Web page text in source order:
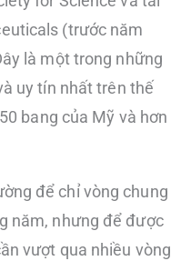
(trước năm
là một trong những
uy tín nhất trên thế
bang của Mỹ và hơn
để chỉ vòng chung
năm, nhưng để được
vượt qua nhiều vòng